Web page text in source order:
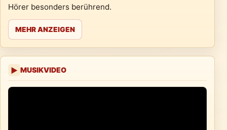
Hörer besonders berührend.
MEHR ANZEIGEN
▶ MUSIKVIDEO